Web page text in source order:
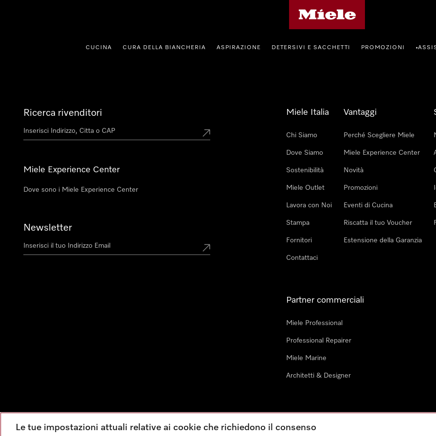
CUCINA CURA DELLA BIANCHERIA ASPIRAZIONE DETERSIVI E SACCHETTI PROMOZIONI •
Ricerca rivenditori
Miele Experience Center
Dove sono i Miele Experience Center
Newsletter
Miele Italia
Chi Siamo
Dove Siamo
Sostenibilità
Miele Outlet
Lavora con Noi
Stampa
Fornitori
Contattaci
Vantaggi
Perché Scegliere Miele
Miele Experience Center
Novità
Promozioni
Eventi di Cucina
Riscatta il tuo Voucher
Estensione della Garanzia
Partner commerciali
Miele Professional
Professional Repairer
Miele Marine
Architetti & Designer
Le tue impostazioni attuali relative ai cookie che richiedono il consenso